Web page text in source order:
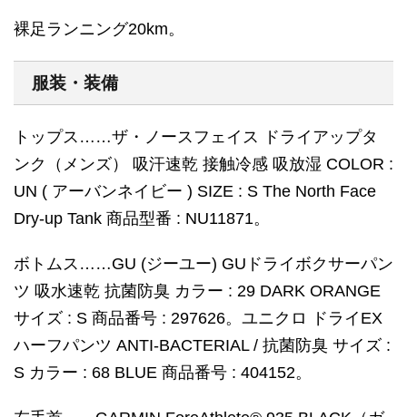
裸足ランニング20km。
服装・装備
トップス……ザ・ノースフェイス ドライアップタ
ンク（メンズ） 吸汗速乾 接触冷感 吸放湿 COLOR :
UN ( アーバンネイビー ) SIZE : S The North Face
Dry-up Tank 商品型番 : NU11871。
ボトムス……GU (ジーユー) GUドライボクサーパン
ツ 吸水速乾 抗菌防臭 カラー : 29 DARK ORANGE
サイズ : S 商品番号 : 297626。ユニクロ ドライEX
ハーフパンツ ANTI-BACTERIAL / 抗菌防臭 サイズ :
S カラー : 68 BLUE 商品番号 : 404152。